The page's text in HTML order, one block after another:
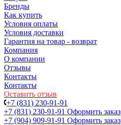
Бренды
Как купить
Условия оплаты
Условия доставки
Гарантия на товар - возврат
Компания
О компании
Отзывы
Контакты
Контакты
Оставить отзыв
+7 (831) 230-91-91
+7 (831) 230-91-91 Оформить заказ
+7 (904) 909-91-91 Оформить заказ